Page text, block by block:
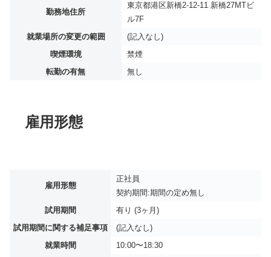
勤務地住所
東京都港区新橋2-12-11 新橋27MTビ
ル7F
就業場所の変更の範囲
(記入なし)
喫煙環境
禁煙
転勤の有無
無し
雇用形態
雇用形態
正社員
契約期間:期間の定め無し
試用期間
有り (3ヶ月)
試用期間に関する補足事項
(記入なし)
就業時間
10:00〜18:30